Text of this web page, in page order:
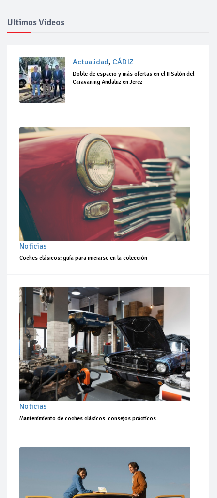
Ultimos Videos
Actualidad, CÁDIZ
Doble de espacio y más ofertas en el II Salón del
Caravaning Andaluz en Jerez
Noticias
Coches clásicos: guía para iniciarse en la colección
Noticias
Mantenimiento de coches clásicos: consejos prácticos